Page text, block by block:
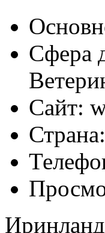
Сфера
Сайт:
Страна: